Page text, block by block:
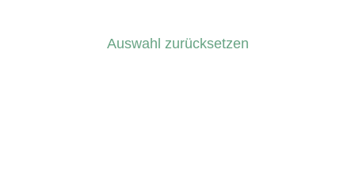
Auswahl zurücksetzen